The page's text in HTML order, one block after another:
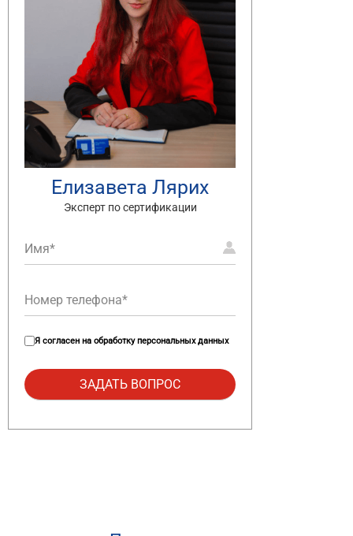
Елизавета Лярих
Эксперт по сертификации
Я согласен на обработку персональных данных